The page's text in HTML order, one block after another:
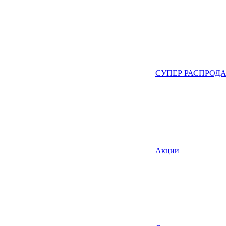
СУПЕР
Акции